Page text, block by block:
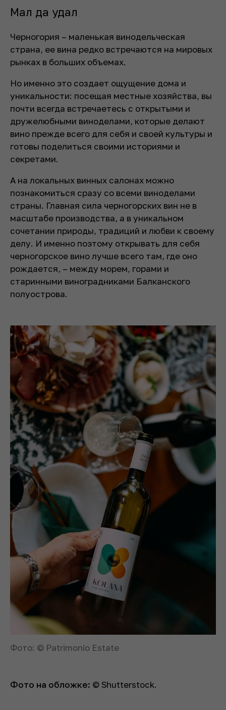
Мал да удал
Черногория – маленькая винодельческая
страна, ее вина редко встречаются на мировых
рынках в больших объемах.
Но именно это создает ощущение дома и
уникальности: посещая местные хозяйства, вы
почти всегда встречаетесь с открытыми и
дружелюбными виноделами, которые делают
вино прежде всего для себя и своей культуры и
готовы поделиться своими историями и
секретами.
А на локальных винных салонах можно
познакомиться сразу со всеми виноделами
страны. Главная сила черногорских вин не в
масштабе производства, а в уникальном
сочетании природы, традиций и любви к своему
делу. И именно поэтому открывать для себя
черногорское вино лучше всего там, где оно
рождается, – между морем, горами и
старинными виноградниками Балканского
полуострова.
Фото: © Patrimonio Estate
Фото на обложке: © Shutterstock.